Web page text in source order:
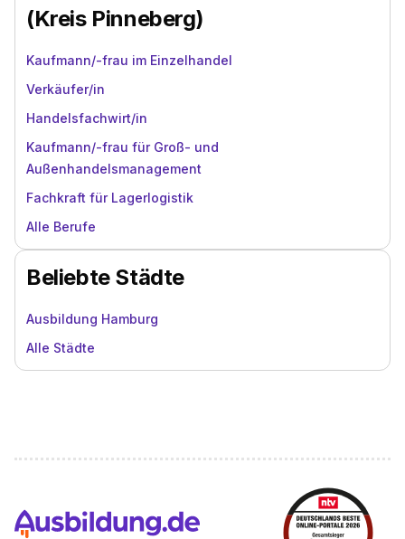
(Kreis Pinneberg)
Kaufmann/-frau im Einzelhandel
Verkäufer/in
Handelsfachwirt/in
Kaufmann/-frau für Groß- und
Außenhandelsmanagement
Fachkraft für Lagerlogistik
Alle Berufe
Beliebte Städte
Ausbildung Hamburg
Alle Städte